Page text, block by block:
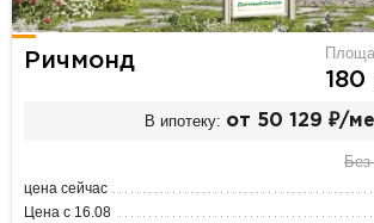
Ричмонд
180
В ипотеку: от 50 129 ₽/
Без
цена сейчас
Цена с 16.08